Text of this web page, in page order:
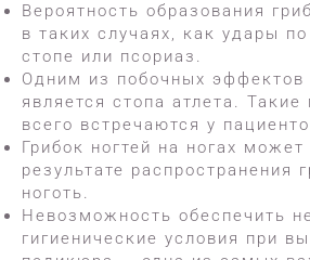
Вероятность образования
в таких случаях, как удары
стопе или псориаз.
Одним из побочных эффектов
является стопа атлета.
всего встречаются у
Грибок ногтей на ногах может
результате распространения
ноготь.
Невозможность обеспечить
гигиенические условия при